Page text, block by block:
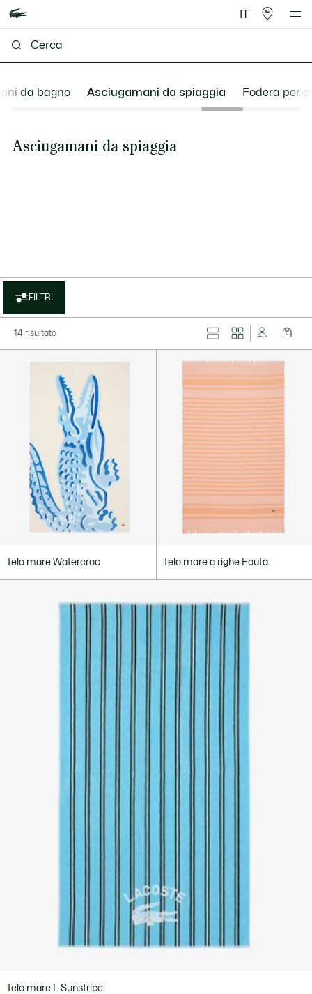
IT
da bagno Asciugamani da spiaggia Fodera per
Asciugamani da spiaggia
FILTRI
14 risultato
Telo mare Watercroc Telo mare a righe Fouta
Telo mare L Sunstripe